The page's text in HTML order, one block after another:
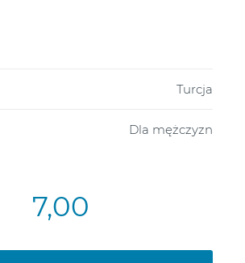
Turcja
Dla mężczyzn
7,00